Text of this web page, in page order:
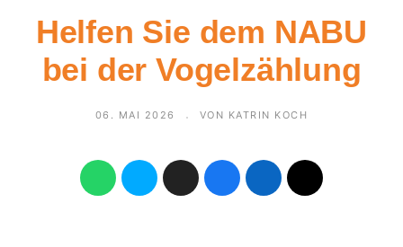
Helfen Sie dem NABU
bei der Vogelzählung
06. MAI 2026 VON KATRIN KOCH